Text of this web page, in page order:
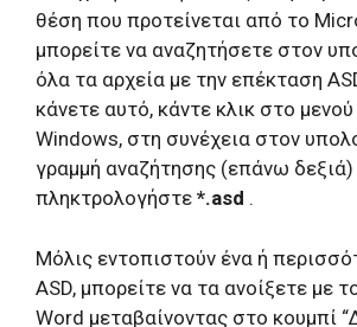
θέση που προτείνεται από το
μπορείτε να αναζητήσετε στον
όλα τα αρχεία με την επέκταση
κάνετε αυτό, κάντε κλικ στο
Windows, στη συνέχεια στον
γραμμή αναζήτησης (επάνω δεξιά)
πληκτρολογήστε *.asd .
Μόλις εντοπιστούν ένα ή
ASD, μπορείτε να τα ανοίξετε με
Word μεταβαίνοντας στο κουμπί